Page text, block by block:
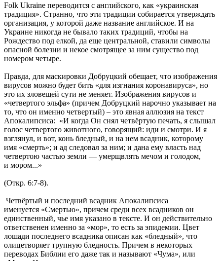
Folk Ukraine переводится с английского, как «украинская
традиция». Странно, что эти традиции собирается утверждать
организация, у которой даже название английское. И на
Украине никогда не бывало таких традиций, чтобы на
Рождество под елкой, да еще центральной, ставили символы
опасной болезни и некое смотрящее за ним существо под
номером четыре.
Правда, для маскировки Добруцкий обещает, что изображения
вирусов можно будет бить «для изгнания коронавируса», но
это их зловещей сути не меняет. Изображения вирусов и
«четвертого эльфа» (причем Добруцкий нарочно указывает на
то, что он именно четвертый) – это явная аллюзия на текст
Апокалипсиса: «И когда Он снял четвёртую печать, я слышал
голос четвертого животного, говорящий: иди и смотри. И я
взглянул, и вот, конь бледный, и на нем всадник, которому
имя «смерть»; и ад следовал за ним; и дана ему власть над
четвертою частью земли — умерщвлять мечом и голодом,
и мором...»
(Откр. 6:7-8).
Четвёртый и последний всадник Апокалипсиса
именуется «Смертью», причем среди всех всадников он
единственный, чье имя указано в тексте. И он действительно
ответственен именно за «мор», то есть за эпидемии. Цвет
лошади последнего всадника описан как «бледный», что
олицетворяет трупную бледность. Причем в некоторых
переводах Библии его даже так и называют «Чума», или